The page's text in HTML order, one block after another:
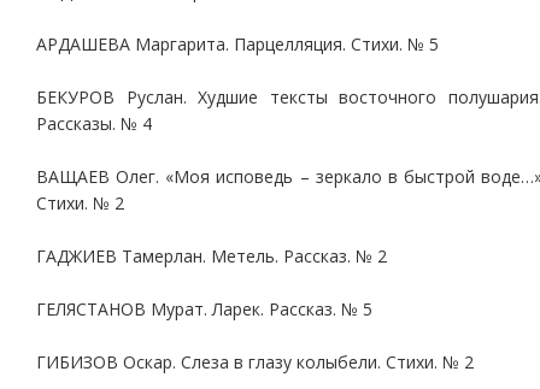
АРДАШЕВА Маргарита. Парцелляция. Стихи. № 5
БЕКУРОВ Руслан. Худшие тексты восточного
Рассказы. № 4
ВАЩАЕВ Олег. «Моя исповедь – зеркало в быстрой
Стихи. № 2
ГАДЖИЕВ Тамерлан. Метель. Рассказ. № 2
ГЕЛЯСТАНОВ Мурат. Ларек. Рассказ. № 5
ГИБИЗОВ Оскар. Слеза в глазу колыбели. Стихи. № 2